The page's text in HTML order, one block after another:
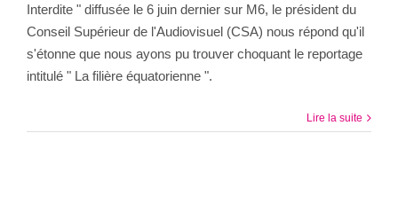
Interdite " diffusée le 6 juin dernier sur M6, le président du
Conseil Supérieur de l'Audiovisuel (CSA) nous répond qu'il
s'étonne que nous ayons pu trouver choquant le reportage
intitulé " La filière équatorienne ".
Lire la suite